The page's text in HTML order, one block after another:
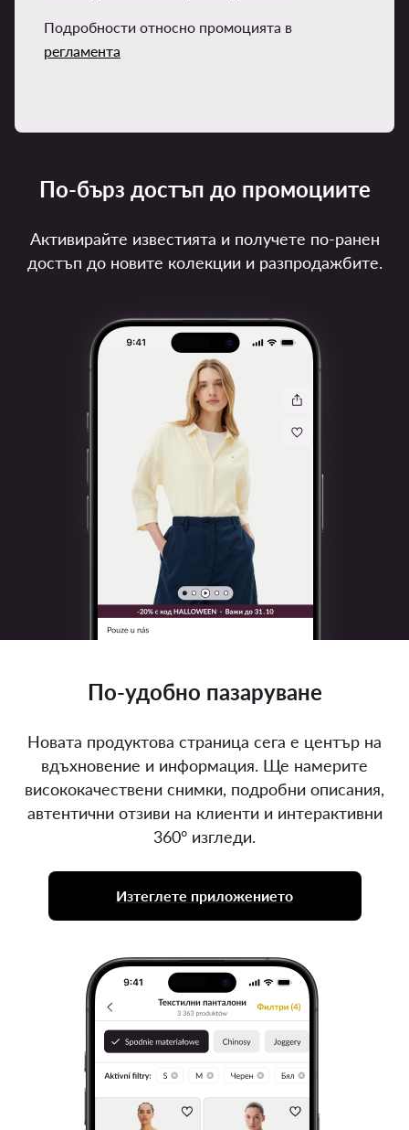
Подробности относно промоцията в
регламента
По-бърз достъп до промоциите
Активирайте известията и получете по-ранен
достъп до новите колекции и разпродажбите.
По-удобно пазаруване
Новата продуктова страница сега е център на
вдъхновение и информация. Ще намерите
висококачествени снимки, подробни описания,
автентични отзиви на клиенти и интерактивни
360° изгледи.
Изтеглете приложението